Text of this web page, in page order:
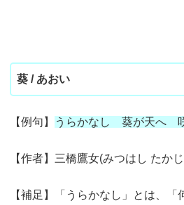
葵 / あおい
【例句】 うらかなし 葵が天へ
【作者】三橋鷹女(みつはし たか
【補足】「うらかなし」とは、「